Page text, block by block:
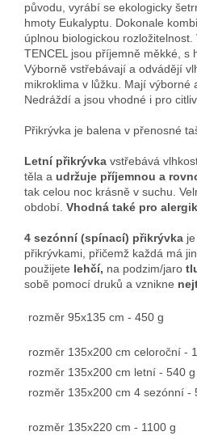
původu, vyrábí se ekologicky
hmoty Eukalyptu. Dokonale
úplnou biologickou rozložitelnost.
TENCEL jsou příjemně měkké, s
Výborně vstřebávají a odvádějí
mikroklima v lůžku. Mají výborné
Nedráždí a jsou vhodné i pro
Přikrývka je balena v přenosné
Letní přikrývka vstřebává
těla a udržuje příjemnou a
tak celou noc krásně v suchu.
období. Vhodná také pro
4 sezónní (spínací) přikrývka
přikrývkami, přičemž každá má
použijete lehčí, na podzim/jaro
sobě pomocí druků a vznikne
rozměr 95x135 cm - 450 g
rozměr 135x200 cm celoroční -
rozměr 135x200 cm letní - 540 g
rozměr 135x200 cm 4 sezónní -
rozměr 135x220 cm - 1100 g